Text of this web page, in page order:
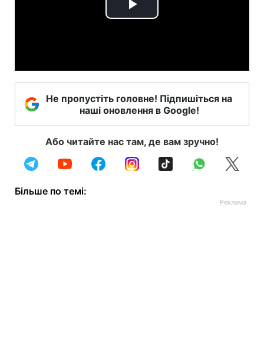
Play
Не пропустіть головне! Підпишіться на
наші оновлення в Google!
Або читайте нас там, де вам зручно!
Більше по темі: